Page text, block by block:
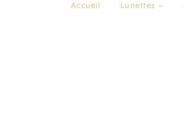
Accueil Lunettes